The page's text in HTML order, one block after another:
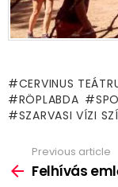
CERVINUS
RÖPLABDA
SZARVASI VÍZI
more
Previous article
Felhívás